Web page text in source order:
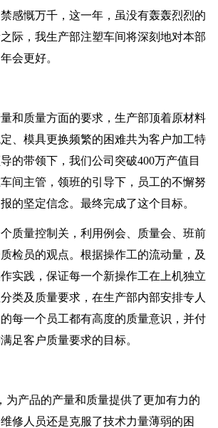
感慨万千，这一年，虽没有轰轰烈烈的
际，我生产部注塑车间将深刻地对本部
会更好。
和质量方面的要求，生产部顶着原材料
、模具更换频繁的困难共为客户加工特
的带领下，我们公司突破400万产值目
间主管，领班的引导下，员工的不懈努
的坚定信念。最终完成了这个目标。
质量控制关，利用例会、质量会、班前
检员的观点。根据操作工的流动量，及
实践，保证每一个新操作工在上机独立
类及质量要求，在生产部内部安排专人
每一个员工都有高度的质量意识，并付
足客户质量要求的目标。
产品的产量和质量提供了更加有力的
修人员还是克服了技术力量薄弱的困